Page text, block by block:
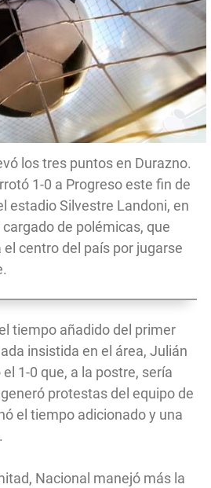
los tres puntos en Durazno.
1-0 a Progreso este fin de
estadio Silvestre Landoni, en
de polémicas, que
centro del país por jugarse
tiempo añadido del primer
insistida en el área, Julián
1-0 que, a la postre, sería
protestas del equipo de
el tiempo adicionado y una
Nacional manejó más la